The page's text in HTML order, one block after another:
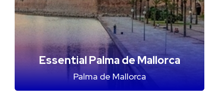
Essential Palma de Mallorca
Palma de Mallorca